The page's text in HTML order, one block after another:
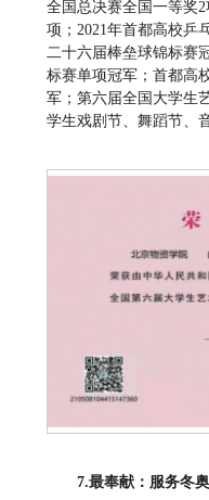
全国总决赛全国一等奖
项；2021年首都高校乒
二十六届棒垒球锦标赛
标赛单项冠军；首都高
军；第六届全国大学生
学生戏剧节、舞蹈节、
7.最奉献：服务冬